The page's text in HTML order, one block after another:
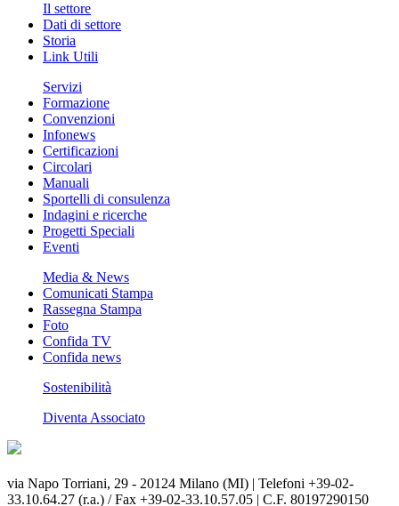
Il settore
Dati di settore
Storia
Link Utili
Servizi
Formazione
Convenzioni
Infonews
Certificazioni
Circolari
Manuali
Sportelli di consulenza
Indagini e ricerche
Progetti Speciali
Eventi
Media & News
Comunicati Stampa
Rassegna Stampa
Foto
Confida TV
Confida news
Sostenibilità
Diventa Associato
via Napo Torriani, 29 - 20124 Milano (MI) | Telefoni +39-02-
33.10.64.27 (r.a.) / Fax +39-02-33.10.57.05 | C.F. 80197290150